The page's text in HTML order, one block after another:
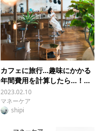
カフェに旅行…趣味にかかる
年間費用を計算したら…！...
2023.02.10
マネーケア
shipi